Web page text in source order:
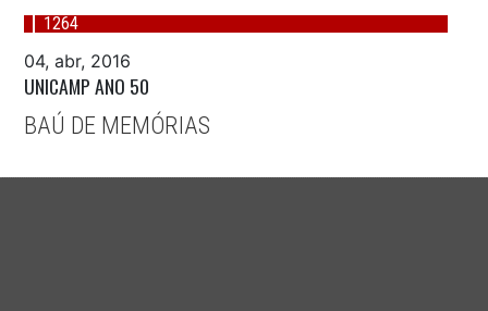
1264
04, abr, 2016
UNICAMP ANO 50
BAÚ DE MEMÓRIAS